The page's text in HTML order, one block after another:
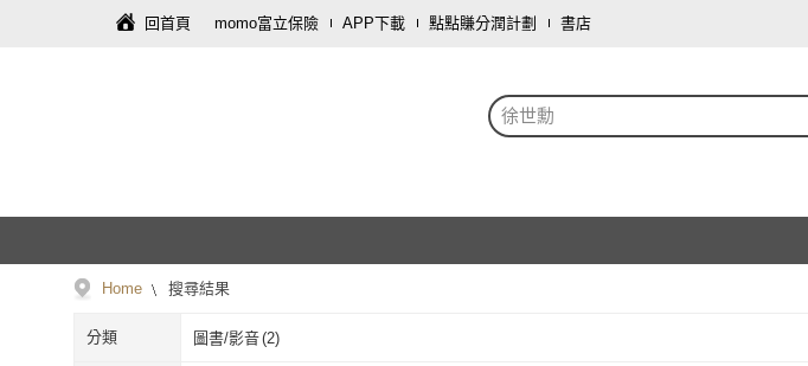
回首頁 momo富立保險 APP下載 點點賺分潤計劃 書店
徐世勳
Home 搜尋結果
分類 圖書/影音(2)